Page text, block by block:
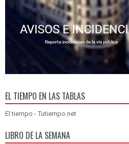
EL TIEMPO EN LAS TABLAS
El tiempo - Tutiempo.net
LIBRO DE LA SEMANA